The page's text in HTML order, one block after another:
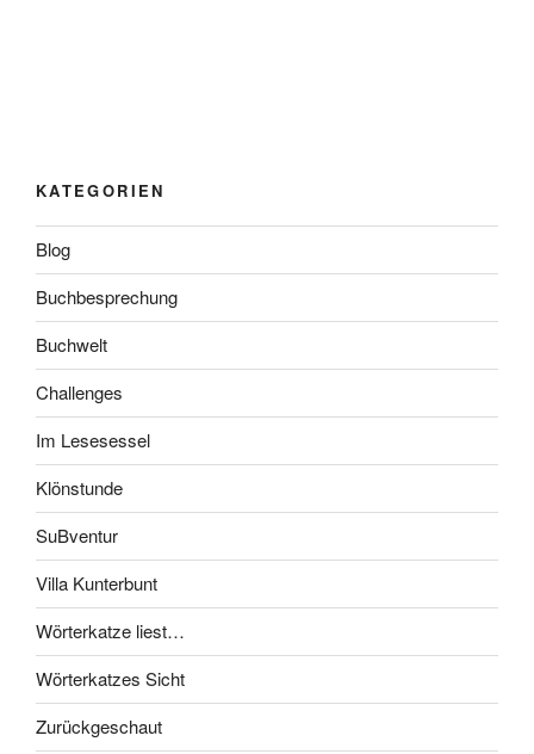
KATEGORIEN
Blog
Buchbesprechung
Buchwelt
Challenges
Im Lesesessel
Klönstunde
SuBventur
Villa Kunterbunt
Wörterkatze liest…
Wörterkatzes Sicht
Zurückgeschaut